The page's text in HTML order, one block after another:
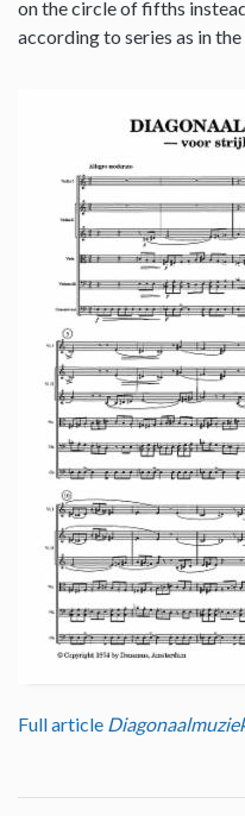
on the circle of fifths
according to series as in
Full article